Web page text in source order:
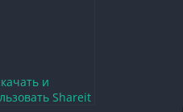
и
Shareit